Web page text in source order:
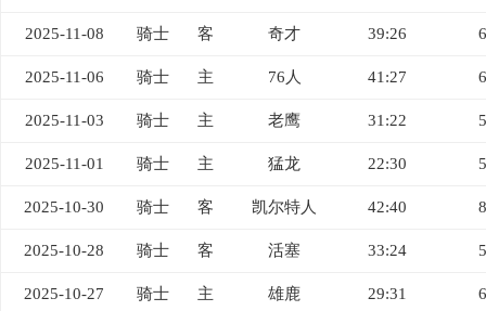
2025-11-08 骑士 客 奇才 39:26
2025-11-06 骑士 主 76人 41:27
2025-11-03 骑士 主 老鹰 31:22
2025-11-01 骑士 主 猛龙 22:30
2025-10-30 骑士 客 凯尔特人 42:40
2025-10-28 骑士 客 活塞 33:24
2025-10-27 骑士 主 雄鹿 29:31